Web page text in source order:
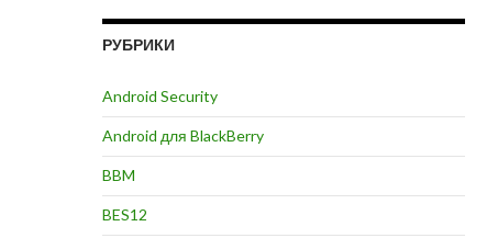
РУБРИКИ
Android Security
Android для BlackBerry
BBM
BES12